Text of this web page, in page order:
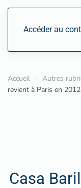
Accéder au
Accueil Autres
revient à Paris en 2012
Casa